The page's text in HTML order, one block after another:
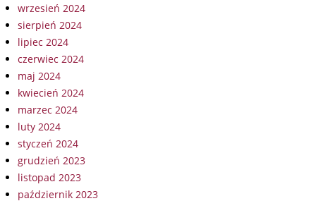
wrzesień 2024
sierpień 2024
lipiec 2024
czerwiec 2024
maj 2024
kwiecień 2024
marzec 2024
luty 2024
styczeń 2024
grudzień 2023
listopad 2023
październik 2023